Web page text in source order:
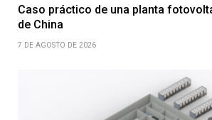
Caso práctico de una planta
de China
7 DE AGOSTO DE 2026